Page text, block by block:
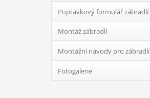
Poptávkový formulář zábradlí
Montáž zábradlí
Montážní návody pro zábradlí
Fotogalerie